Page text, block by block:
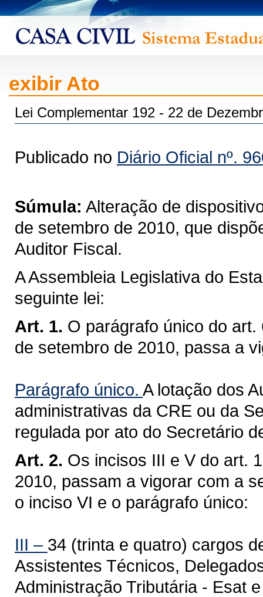
exibir Ato
Lei Complementar 192 - 22 de
Publicado no Diário Oficial nº.
Súmula: Alteração de
de setembro de 2010, que
Auditor Fiscal.
A Assembleia Legislativa do
seguinte lei:
Art. 1. O parágrafo único do art.
de setembro de 2010, passa a
Parágrafo único. A lotação dos
administrativas da CRE ou da
regulada por ato do Secretário
Art. 2. Os incisos III e V do art.
2010, passam a vigorar com a
o inciso VI e o parágrafo único:
III – 34 (trinta e quatro) cargos
Assistentes Técnicos,
Administração Tributária - Esat